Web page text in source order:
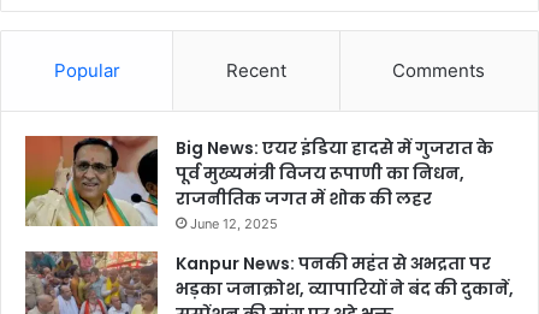
Popular Recent Comments
Big News: एयर इंडिया हादसे में गुजरात के
पूर्व मुख्यमंत्री विजय रूपाणी का निधन,
राजनीतिक जगत में शोक की लहर
June 12, 2025
Kanpur News: पनकी महंत से अभद्रता पर
भड़का जनाक्रोश, व्यापारियों ने बंद की दुकानें,